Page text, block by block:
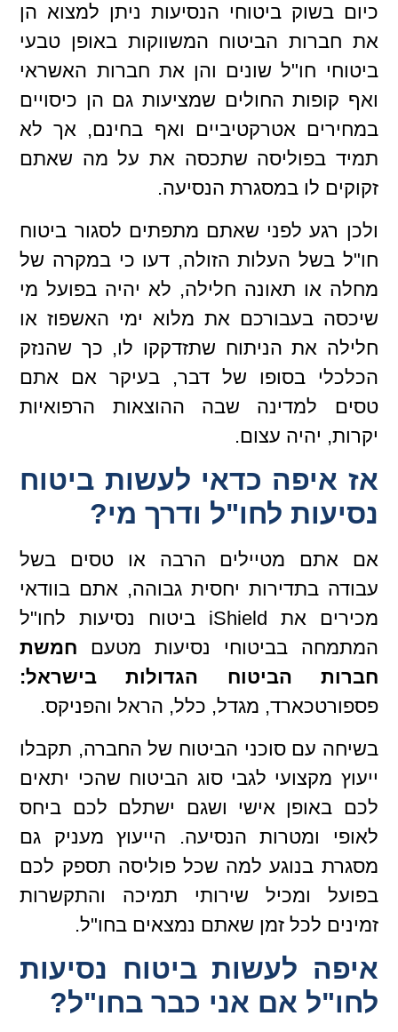
כיום בשוק ביטוחי הנסיעות ניתן למצוא הן
את חברות הביטוח המשווקות באופן טבעי
ביטוחי חו"ל שונים והן את חברות האשראי
ואף קופות החולים שמציעות גם הן כיסויים
במחירים אטרקטיביים ואף בחינם, אך לא
תמיד בפוליסה שתכסה את על מה שאתם
זקוקים לו במסגרת הנסיעה.
ולכן רגע לפני שאתם מתפתים לסגור ביטוח
חו"ל בשל העלות הזולה, דעו כי במקרה של
מחלה או תאונה חלילה, לא יהיה בפועל מי
שיכסה בעבורכם את מלוא ימי האשפוז או
חלילה את הניתוח שתזדקקו לו, כך שהנזק
הכלכלי בסופו של דבר, בעיקר אם אתם
טסים למדינה שבה ההוצאות הרפואיות
יקרות, יהיה עצום.
אז איפה כדאי לעשות ביטוח
נסיעות לחו"ל ודרך מי?
אם אתם מטיילים הרבה או טסים בשל
עבודה בתדירות יחסית גבוהה, אתם בוודאי
מכירים את iShield ביטוח נסיעות לחו"ל
המתמחה בביטוחי נסיעות מטעם חמשת
חברות הביטוח הגדולות בישראל:
פספורטכארד, מגדל, כלל, הראל והפניקס.
בשיחה עם סוכני הביטוח של החברה, תקבלו
ייעוץ מקצועי לגבי סוג הביטוח שהכי יתאים
לכם באופן אישי ושגם ישתלם לכם ביחס
לאופי ומטרות הנסיעה. הייעוץ מעניק גם
מסגרת בנוגע למה שכל פוליסה תספק לכם
בפועל ומכיל שירותי תמיכה והתקשרות
זמינים לכל זמן שאתם נמצאים בחו"ל.
איפה לעשות ביטוח נסיעות
לחו"ל אם אני כבר בחו"ל?